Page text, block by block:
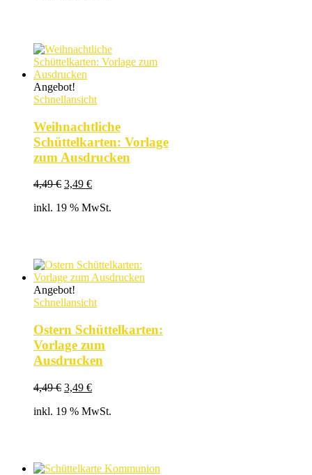
Angebot!
Schnellansicht
Weihnachtliche
Schüttelkarten: Vorlage
zum Ausdrucken
4,49€ Ursprünglicher
war:
3,49 €Aktueller
ist:
inkl. 19 % MwSt.
Angebot!
Schnellansicht
Ostern Schüttelkarten:
Vorlage zum
Ausdrucken
4,49€ Ursprünglicher
war:
3,49 €Aktueller
ist:
inkl. 19 % MwSt.